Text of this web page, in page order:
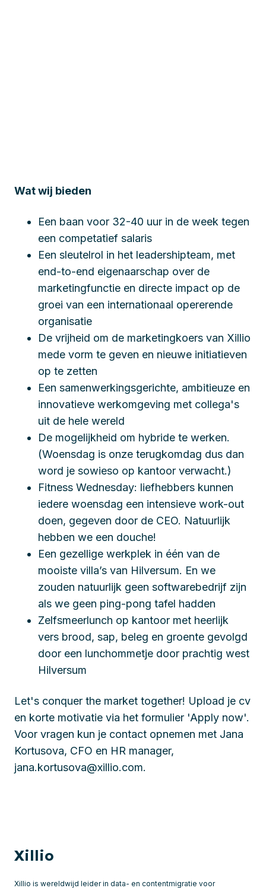
Wat wij bieden
Een baan voor 32-40 uur in de week tegen
een competatief salaris
Een sleutelrol in het leadershipteam, met
end-to-end eigenaarschap over de
marketingfunctie en directe impact op de
groei van een internationaal opererende
organisatie
De vrijheid om de marketingkoers van Xillio
mede vorm te geven en nieuwe initiatieven
op te zetten
Een samenwerkingsgerichte, ambitieuze en
innovatieve werkomgeving met collega's
uit de hele wereld
De mogelijkheid om hybride te werken.
(Woensdag is onze terugkomdag dus dan
word je sowieso op kantoor verwacht.)
Fitness Wednesday: liefhebbers kunnen
iedere woensdag een intensieve work-out
doen, gegeven door de CEO. Natuurlijk
hebben we een douche!
Een gezellige werkplek in één van de
mooiste villa’s van Hilversum. En we
zouden natuurlijk geen softwarebedrijf zijn
als we geen ping-pong tafel hadden
Zelfsmeerlunch op kantoor met heerlijk
vers brood, sap, beleg en groente gevolgd
door een lunchommetje door prachtig west
Hilversum
Let's conquer the market together! Upload je cv
en korte motivatie via het formulier 'Apply now'.
Voor vragen kun je contact opnemen met Jana
Kortusova, CFO en HR manager,
jana.kortusova@xillio.com.
Xillio
Xillio is wereldwijd leider in data- en contentmigratie voor